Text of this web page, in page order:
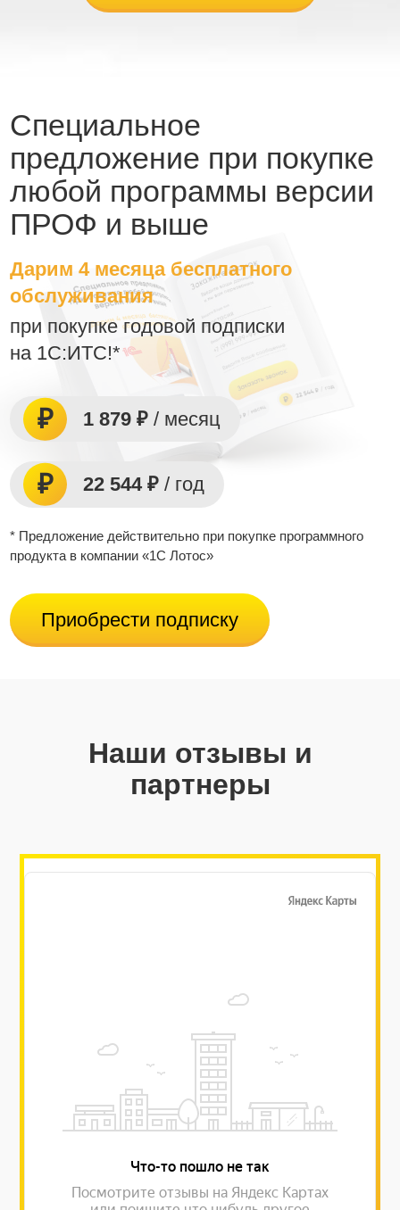
Специальное
предложение при покупке
любой программы версии
ПРОФ и выше
Дарим 4 месяца бесплатного
обслуживания
при покупке годовой подписки
на 1С:ИТС!*
1 879 ₽ / месяц
22 544 ₽ / год
* Предложение действительно при покупке программного
продукта в компании «1С Лотос»
Приобрести подписку
Наши отзывы и
партнеры